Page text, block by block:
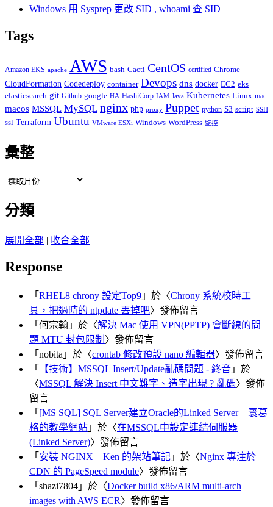
Windows 用 Sysprep 更改 SID , whoami 查 SID
Tags
Amazon EKS apache AWS bash Cacti CentOS certified Chrome
CloudFormation Codedeploy container Devops dns docker EC2 eks
elasticsearch git Github google HA HashiCorp IAM Java Kubernetes Linux mac
macos MSSQL MySQL nginx php proxy Puppet python S3 script SSH
ssl Terraform Ubuntu VMware ESXi Windows WordPress 監控
彙整
彙
分類
展開全部 | 收合全部
Response
「 RHEL8 chrony 設定Top9 」於〈Chrony 系統校時工
具，把過時的 ntpdate 丟掉吧〉發佈留言
「 何宗翰 」於〈解決 Mac 使用 VPN(PPTP) 會斷線的問
題 MTU 封包限制 〉發佈留言
「 nobita 」於〈crontab 修改預設 nano 編輯器〉發佈留言
「
【技術】MSSQL Insert/Update亂碼問題 - 終音 」於
〈MSSQL 解決 Insert 中文難字、造字出現 ? 亂碼〉發佈
留言
「 [MS SQL] SQL Server建立Oracle的Linked Server – 寰葛
格的教學網站 」於〈在MSSQL中設定連結伺服器
(Linked Server)〉發佈留言
「 安裝 NGINX – Ken 的架站筆記 」於〈Nginx 專注於
CDN 的 PageSpeed module〉發佈留言
「 shazi7804 」於〈Docker build x86/ARM multi-arch
images with AWS ECR〉發佈留言